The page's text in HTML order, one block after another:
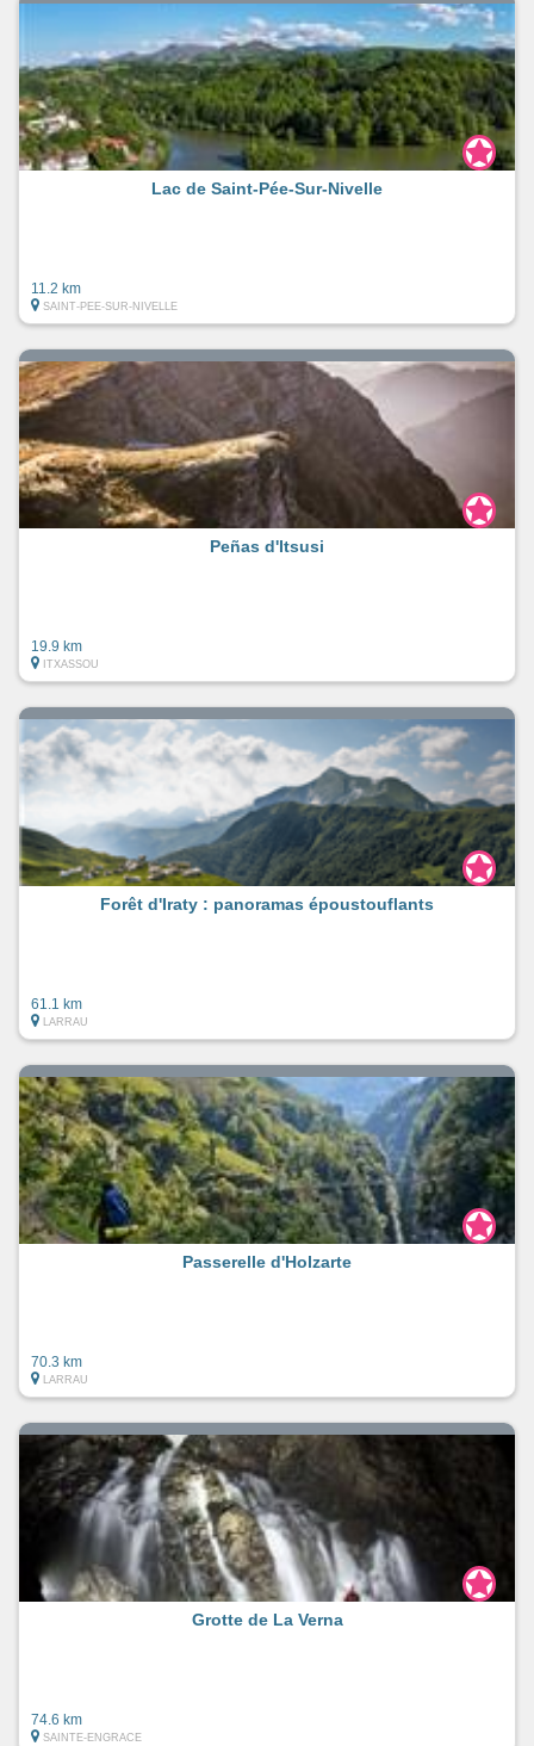
Lac de Saint-Pée-Sur-Nivelle
11.2 km
SAINT-PEE-SUR-NIVELLE
Peñas d'Itsusi
19.9 km
ITXASSOU
Forêt d'Iraty : panoramas époustouflants
61.1 km
LARRAU
Passerelle d'Holzarte
70.3 km
LARRAU
Grotte de La Verna
74.6 km
SAINTE-ENGRACE